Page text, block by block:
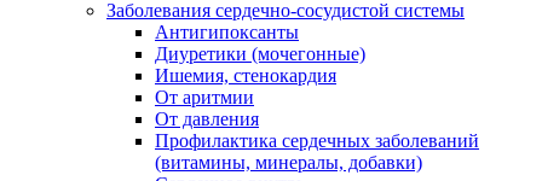
Заболевания сердечно-сосудистой системы
Антигипоксанты
Диуретики (мочегонные)
Ишемия, стенокардия
От аритмии
От давления
Профилактика сердечных заболеваний
(витамины, минералы, добавки)